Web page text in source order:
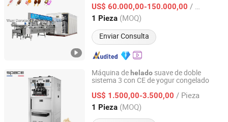
US$ 60.000,00-150.000,00 / Pieza
1 Pieza (MOQ)
Enviar Consulta
Jiangsu, China Desde 2014
Máquina deheladosuave de doble
sistema 3 con CE de yogur congelado
US$ 1.500,00-3.500,00 / Pieza
1 Pieza (MOQ)
Ningbo Sicen Refrigeration Equipment Co., Ltd.
Zhejiang, China Desde 2012